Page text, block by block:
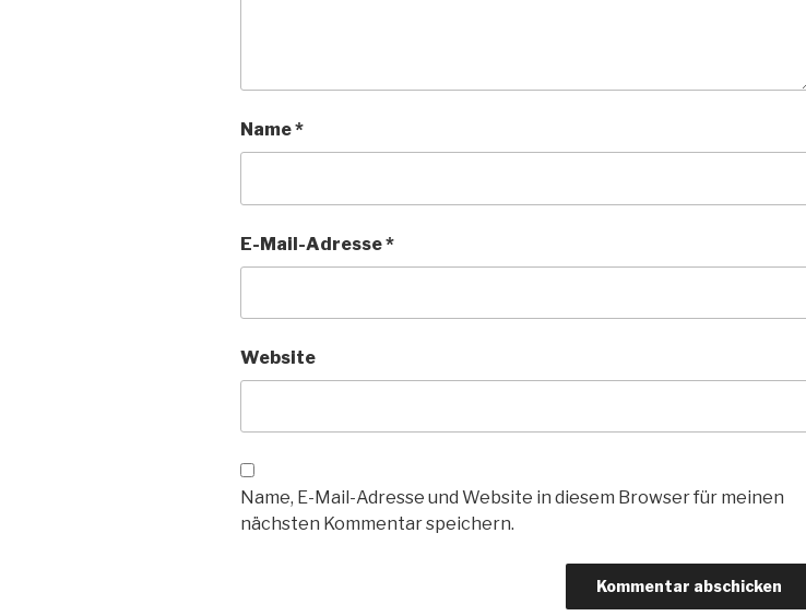
Name*
E-Mail-Adresse*
Website
Name, E-Mail-Adresse und Website in diesem Browser für meinen
nächsten Kommentar speichern.